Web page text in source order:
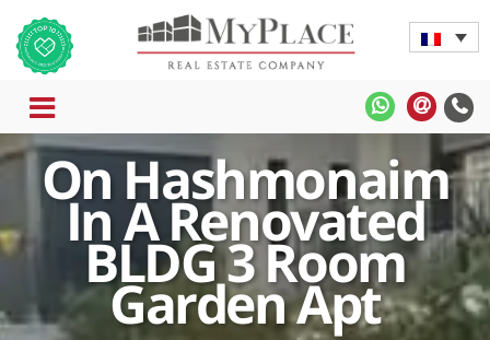
MyPlace
-
WhatsApp
-
Rapide
MENU
On Hashmonaim
In A Renovated
BLDG 3 Room
Garden Apt